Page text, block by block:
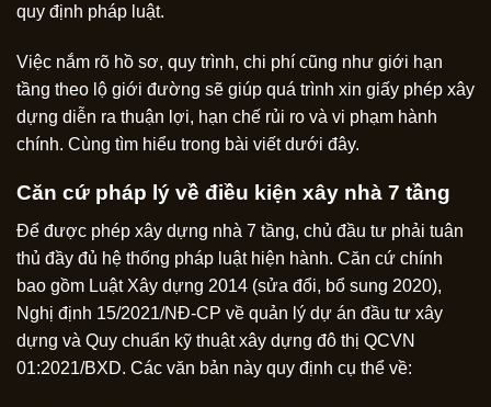
quy định pháp luật.
Việc nắm rõ hồ sơ, quy trình, chi phí cũng như giới hạn
tầng theo lộ giới đường sẽ giúp quá trình xin giấy phép xây
dựng diễn ra thuận lợi, hạn chế rủi ro và vi phạm hành
chính. Cùng tìm hiểu trong bài viết dưới đây.
Căn cứ pháp lý về điều kiện xây nhà 7 tầng
Để được phép xây dựng nhà 7 tầng, chủ đầu tư phải tuân
thủ đầy đủ hệ thống pháp luật hiện hành. Căn cứ chính
bao gồm Luật Xây dựng 2014 (sửa đổi, bổ sung 2020),
Nghị định 15/2021/NĐ-CP về quản lý dự án đầu tư xây
dựng và Quy chuẩn kỹ thuật xây dựng đô thị QCVN
01:2021/BXD. Các văn bản này quy định cụ thể về: